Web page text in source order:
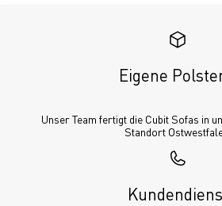
Eigene
Unser Team fertigt die Cubit Sofas in
Standort